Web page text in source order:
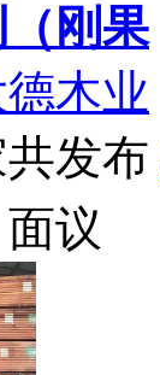
刚果
德木业
发布
议